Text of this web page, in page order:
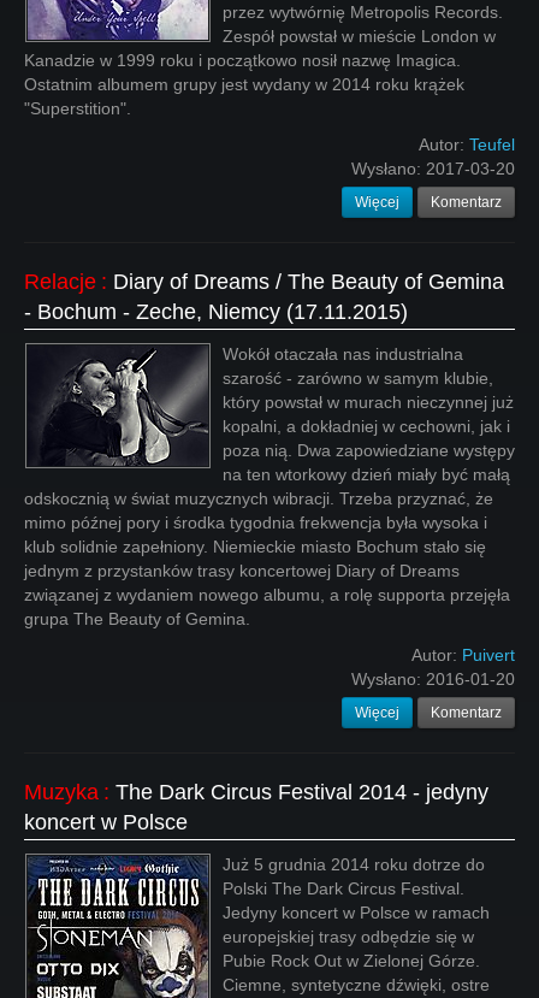
przez wytwórnię Metropolis Records.
Zespół powstał w mieście London w
Kanadzie w 1999 roku i początkowo nosił nazwę Imagica.
Ostatnim albumem grupy jest wydany w 2014 roku krążek
"Superstition".
Autor: Teufel
Wysłano: 2017-03-20
Więcej Komentarz
Relacje : Diary of Dreams / The Beauty of Gemina
- Bochum - Zeche, Niemcy (17.11.2015)
Wokół otaczała nas industrialna
szarość - zarówno w samym klubie,
który powstał w murach nieczynnej już
kopalni, a dokładniej w cechowni, jak i
poza nią. Dwa zapowiedziane występy
na ten wtorkowy dzień miały być małą
odskocznią w świat muzycznych wibracji. Trzeba przyznać, że
mimo późnej pory i środka tygodnia frekwencja była wysoka i
klub solidnie zapełniony. Niemieckie miasto Bochum stało się
jednym z przystanków trasy koncertowej Diary of Dreams
związanej z wydaniem nowego albumu, a rolę supporta przejęła
grupa The Beauty of Gemina.
Autor: Puivert
Wysłano: 2016-01-20
Więcej Komentarz
Muzyka : The Dark Circus Festival 2014 - jedyny
koncert w Polsce
Już 5 grudnia 2014 roku dotrze do
Polski The Dark Circus Festival.
Jedyny koncert w Polsce w ramach
europejskiej trasy odbędzie się w
Pubie Rock Out w Zielonej Górze.
Ciemne, syntetyczne dźwięki, ostre